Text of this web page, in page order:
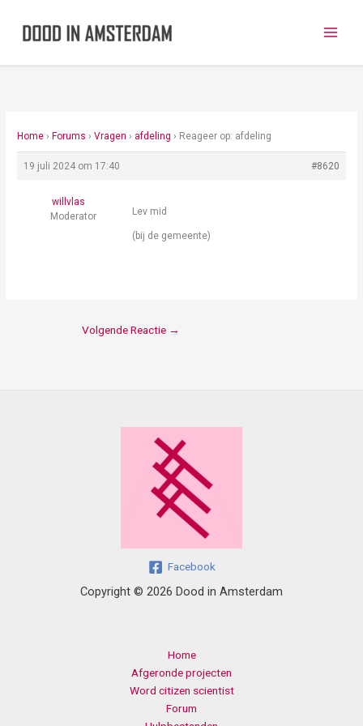
Home › Forums › Vragen › afdeling › Reageer op: afdeling
19 juli 2024 om 17:40 #8620
willvlas
Moderator
Lev mid
(bij de gemeente)
Volgende Reactie →
Facebook
Copyright © 2026 Dood in Amsterdam
Home
Afgeronde projecten
Word citizen scientist
Forum